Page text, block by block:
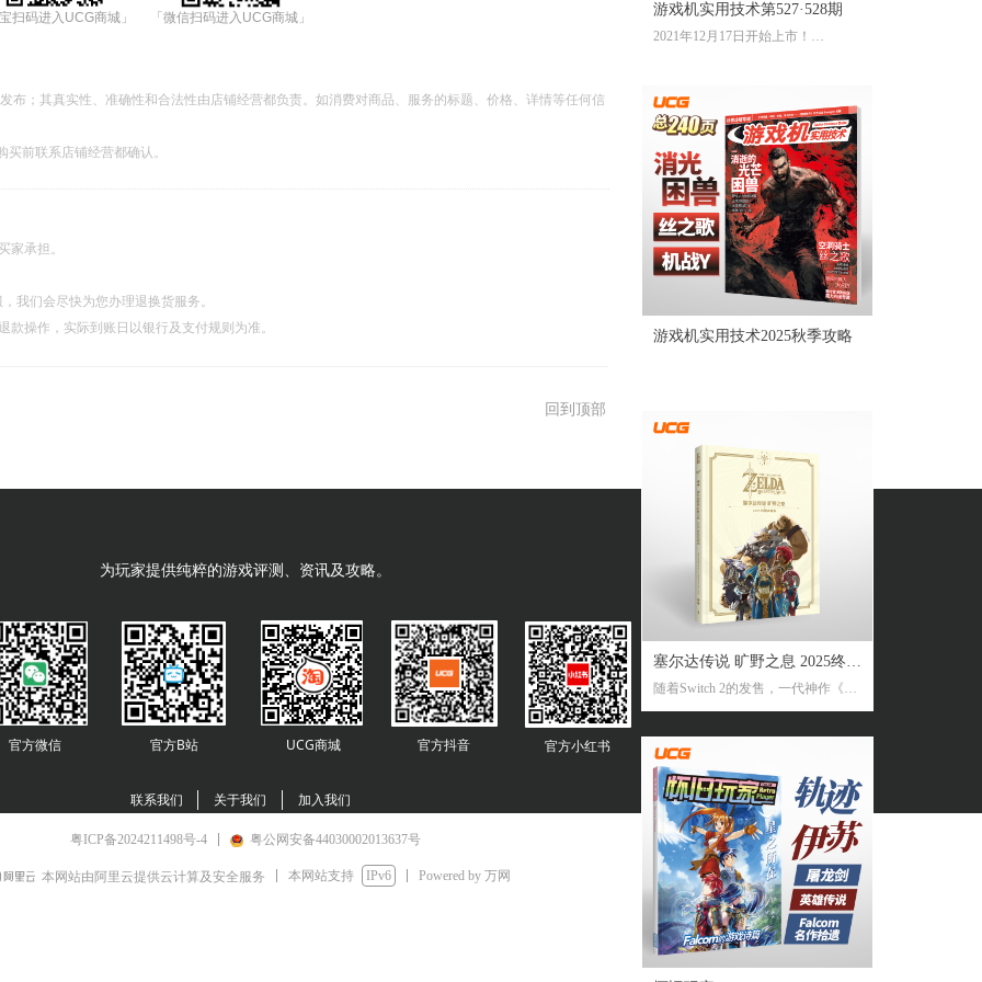
回到顶部
；其真实性、准确性和合法性由店铺经营都负责。如消费对商品、服务的标题、价格、详情等任何信
前联系店铺经营都确认。
承担。
我们会尽快为您办理退换货服务。
操作，实际到账日以银行及支付规则为准。
游戏机实用技术第527·528期
2021年12月17日开始上市！
游戏机实用技术2025秋季攻略
塞尔达传说 旷野之息 2025终极
攻略本
随着Switch 2的发售，一代神作《旷
野之息》推出了追加新要素新功能
受好评的完全攻略本基础上，增加
了16页全新内容，总页数达到了316
页。新增内容包括NS2版详解、ZEL
DA NOTES指南，以及新增的125个
塞尔达声之记忆的收集地图及其内
容！
「微信扫码进入UCG商城」
扫码进入UCG商城」
官方B站
官方微信
为玩家提供纯粹的游戏评测、资讯及攻略。
联系我们 关于我们 加入我们
UCG商城 官方抖音 官方小红书
粤ICP备2024211498号-4 粤公网安备44030002013637号
本网站由阿里云提供云计算及安全服务 本网站支持 IPv6 Powered by 万网